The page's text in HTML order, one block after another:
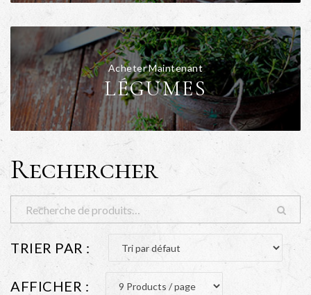
Acheter Maintenant
LÉGUMES
Rechercher
TRIER PAR :
AFFICHER :